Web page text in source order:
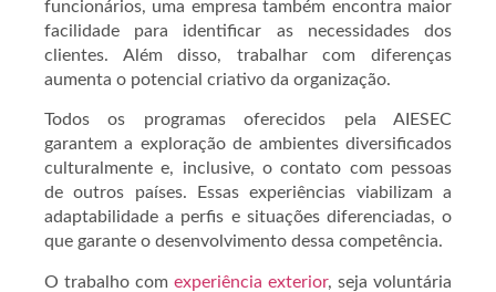
funcionários, uma empresa também encontra maior
facilidade para identificar as necessidades dos
clientes. Além disso, trabalhar com diferenças
aumenta o potencial criativo da organização.
Todos os programas oferecidos pela AIESEC
garantem a exploração de ambientes diversificados
culturalmente e, inclusive, o contato com pessoas
de outros países. Essas experiências viabilizam a
adaptabilidade a perfis e situações diferenciadas, o
que garante o desenvolvimento dessa competência.
O trabalho com experiência exterior, seja voluntária